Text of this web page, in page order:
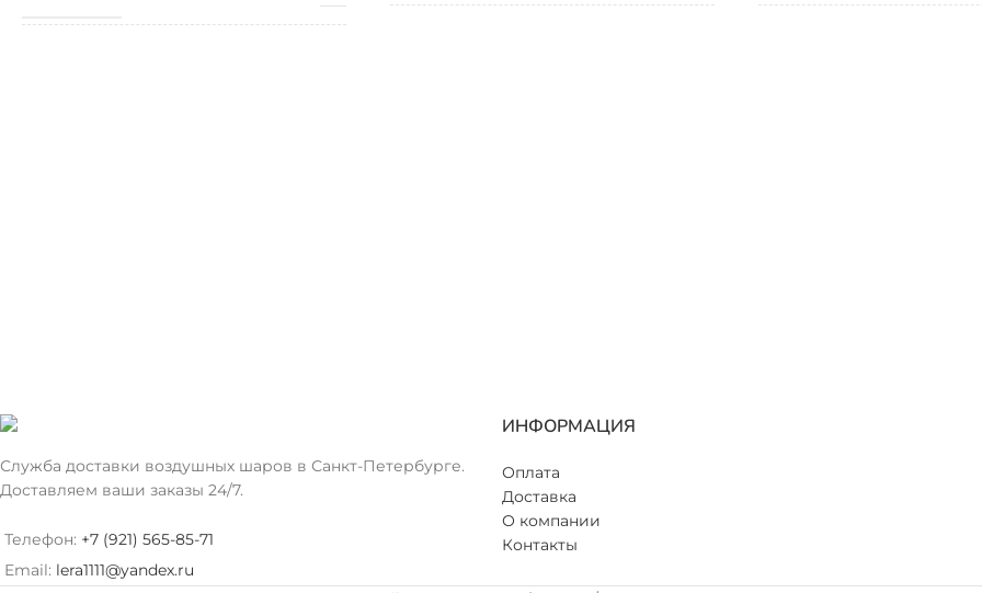
Служба доставки воздушных шаров в Санкт-Петербурге.
Доставляем ваши заказы 24/7.
Телефон: +7 (921) 565-85-71
Email: lera1111@yandex.ru
ИНФОРМАЦИЯ
Оплата
Доставка
О компании
Контакты